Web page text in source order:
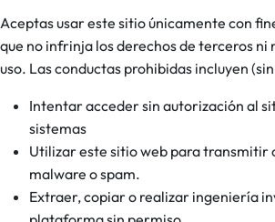
Aceptas usar este sitio únicamente con
que no infrinja los derechos de terceros ni
uso. Las conductas prohibidas incluyen
Intentar acceder sin autorización al
sistemas
Utilizar este sitio web para transmitir
malware o spam.
Extraer, copiar o realizar ingeniería